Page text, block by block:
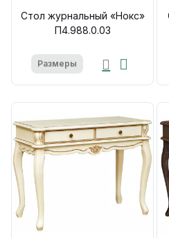
Стол журнальный «Нокс»
П4.988.0.03
Размеры